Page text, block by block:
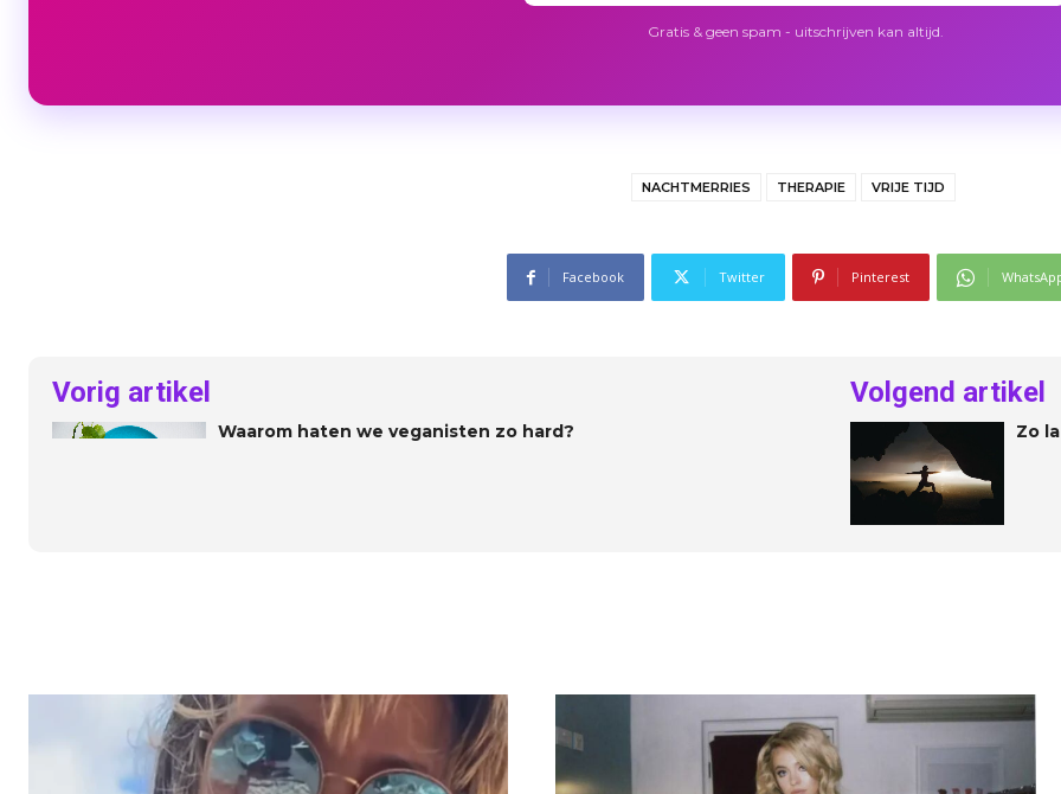
Gratis & geen spam - uitschrijven kan altijd.
NACHTMERRIES THERAPIE VRIJE TIJD
Facebook Twitter Pinterest
Vorig artikel
Waarom haten we veganisten zo hard?
Volgend artikel
Zo